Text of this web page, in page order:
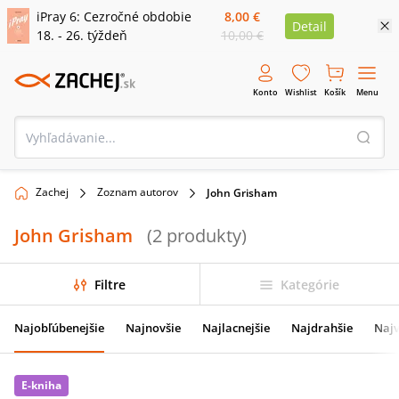
iPray 6: Cezročné obdobie
18. - 26. týždeň
8,00 €
10,00 €
Detail
Konto Wishlist Košík Menu
Zachej Zoznam autorov John Grisham
John Grisham (2 produkty)
Filtre Kategórie
Najobľúbenejšie Najnovšie Najlacnejšie Najdrahšie
E-kniha